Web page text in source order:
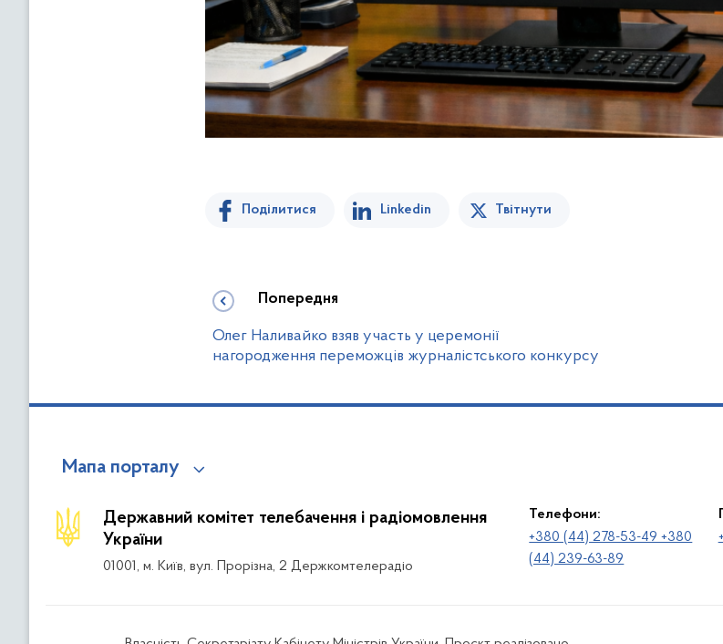
Поділитися Linkedin Твітнути
Попередня
Олег Наливайко взяв участь у церемонії
нагородження переможців журналістського конкурсу
Мапа порталу
Державний комітет телебачення і радіомовлення
України
01001, м. Київ, вул. Прорізна, 2 Держкомтелерадіо
Телефони:
+380 (44) 278-53-49 +380
(44) 239-63-89